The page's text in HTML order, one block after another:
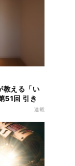
教える「い
51回 引き
/似ているこ
連載